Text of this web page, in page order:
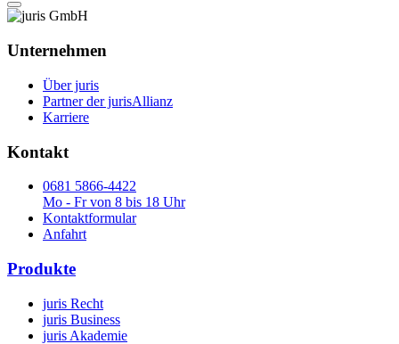
Unternehmen
Über juris
Partner der jurisAllianz
Karriere
Kontakt
0681 5866-4422
Mo - Fr von 8 bis 18 Uhr
Kontaktformular
Anfahrt
Produkte
juris Recht
juris Business
juris Akademie